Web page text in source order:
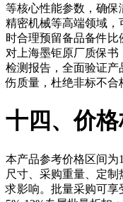
等核心性能参数，确保
精密机械等高端领域，
时合理预留备品备件
对上海墨钜原厂质保书
检测报告，全面验证
伤质量，杜绝非标不合
十四、价
本产品参考价格区间为
尺寸、采购重量、定
求影响。批量采购可享